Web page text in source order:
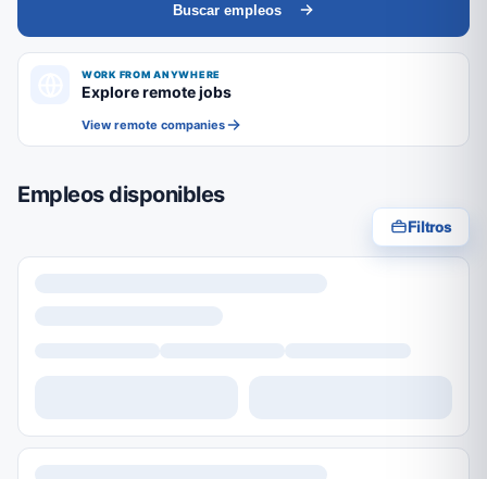
Buscar empleos
WORK FROM ANYWHERE
Explore remote jobs
View remote companies
Empleos disponibles
Filtros